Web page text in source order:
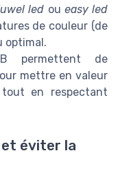
led ou easy led
de couleur (de
optimal.
permettent de
mettre en valeur
en respectant
et éviter la